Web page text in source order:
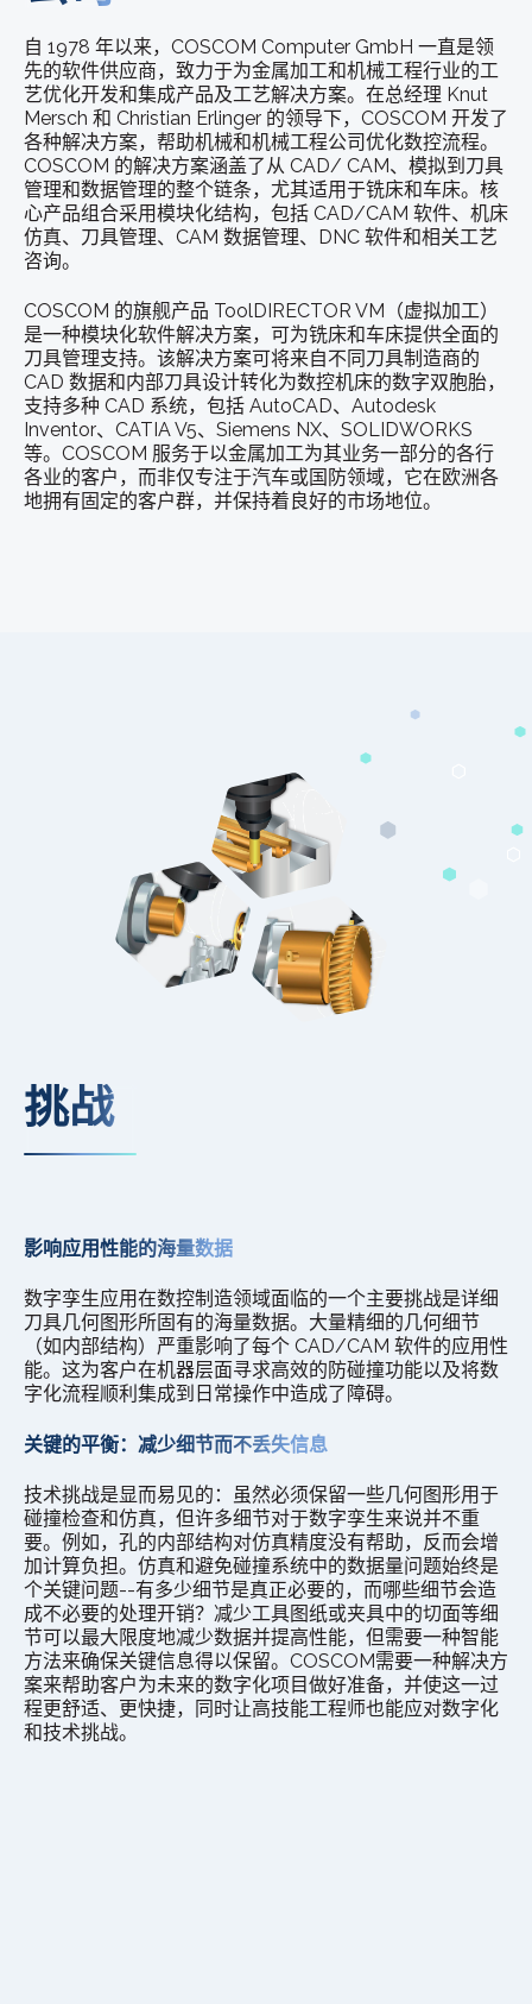
自 1978 年以来，COSCOM Computer GmbH 一直是领
先的软件供应商，致力于为金属加工和机械工程行业的工
艺优化开发和集成产品及工艺解决方案。在总经理 Knut
Mersch 和 Christian Erlinger 的领导下，COSCOM 开发了
各种解决方案，帮助机械和机械工程公司优化数控流程。
COSCOM 的解决方案涵盖了从 CAD/ CAM、模拟到刀具
管理和数据管理的整个链条，尤其适用于铣床和车床。核
心产品组合采用模块化结构，包括 CAD/CAM 软件、机床
仿真、刀具管理、CAM 数据管理、DNC 软件和相关工艺
咨询。
COSCOM 的旗舰产品 ToolDIRECTOR VM（虚拟加工）
是一种模块化软件解决方案，可为铣床和车床提供全面的
刀具管理支持。该解决方案可将来自不同刀具制造商的
CAD 数据和内部刀具设计转化为数控机床的数字双胞胎，
支持多种 CAD 系统，包括 AutoCAD、Autodesk
Inventor、CATIA V5、Siemens NX、SOLIDWORKS
等。COSCOM 服务于以金属加工为其业务一部分的各行
各业的客户，而非仅专注于汽车或国防领域，它在欧洲各
地拥有固定的客户群，并保持着良好的市场地位。
挑战
影响应用性能的海量数据
数字孪生应用在数控制造领域面临的一个主要挑战是详细
刀具几何图形所固有的海量数据。大量精细的几何细节
（如内部结构）严重影响了每个 CAD/CAM 软件的应用性
能。这为客户在机器层面寻求高效的防碰撞功能以及将数
字化流程顺利集成到日常操作中造成了障碍。
关键的平衡：减少细节而不丢失信息
技术挑战是显而易见的：虽然必须保留一些几何图形用于
碰撞检查和仿真，但许多细节对于数字孪生来说并不重
要。例如，孔的内部结构对仿真精度没有帮助，反而会增
加计算负担。仿真和避免碰撞系统中的数据量问题始终是
个关键问题--有多少细节是真正必要的，而哪些细节会造
成不必要的处理开销？减少工具图纸或夹具中的切面等细
节可以最大限度地减少数据并提高性能，但需要一种智能
方法来确保关键信息得以保留。COSCOM需要一种解决方
案来帮助客户为未来的数字化项目做好准备，并使这一过
程更舒适、更快捷，同时让高技能工程师也能应对数字化
和技术挑战。